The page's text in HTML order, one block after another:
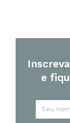
e